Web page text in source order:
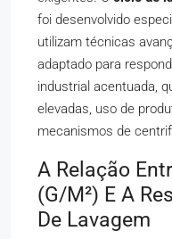
foi desenvolvido
utilizam técnicas
adaptado para
industrial acentuada,
elevadas, uso de
mecanismos de
A Relação
(g/m²) E A
De Lavagem